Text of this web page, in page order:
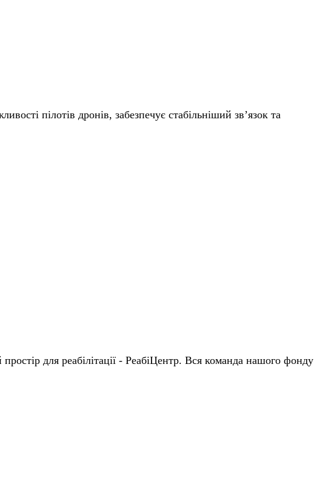
пілотів дронів, забезпечує стабільніший зв’язок та
для реабілітації - РеабіЦентр. Вся команда нашого фонду